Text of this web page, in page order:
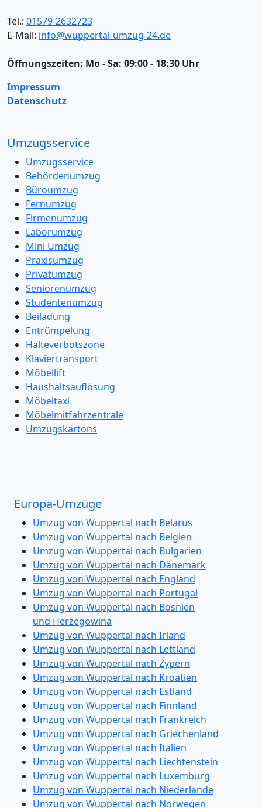
Tel.: 01579-2632723
E-Mail: info@wuppertal-umzug-24.de
Öffnungszeiten: Mo - Sa: 09:00 - 18:30 Uhr
Impressum
Datenschutz
Umzugsservice
Umzugsservice
Behördenumzug
Büroumzug
Fernumzug
Firmenumzug
Laborumzug
Mini Umzug
Praxisumzug
Privatumzug
Seniorenumzug
Studentenumzug
Beiladung
Entrümpelung
Halteverbotszone
Klaviertransport
Möbellift
Haushaltsauflösung
Möbeltaxi
Möbelmitfahrzentrale
Umzugskartons
Europa-Umzüge
Umzug von Wuppertal nach Belarus
Umzug von Wuppertal nach Belgien
Umzug von Wuppertal nach Bulgarien
Umzug von Wuppertal nach Dänemark
Umzug von Wuppertal nach England
Umzug von Wuppertal nach Portugal
Umzug von Wuppertal nach Bosnien
und Herzegowina
Umzug von Wuppertal nach Irland
Umzug von Wuppertal nach Lettland
Umzug von Wuppertal nach Zypern
Umzug von Wuppertal nach Kroatien
Umzug von Wuppertal nach Estland
Umzug von Wuppertal nach Finnland
Umzug von Wuppertal nach Frankreich
Umzug von Wuppertal nach Griechenland
Umzug von Wuppertal nach Italien
Umzug von Wuppertal nach Liechtenstein
Umzug von Wuppertal nach Luxemburg
Umzug von Wuppertal nach Niederlande
Umzug von Wuppertal nach Norwegen